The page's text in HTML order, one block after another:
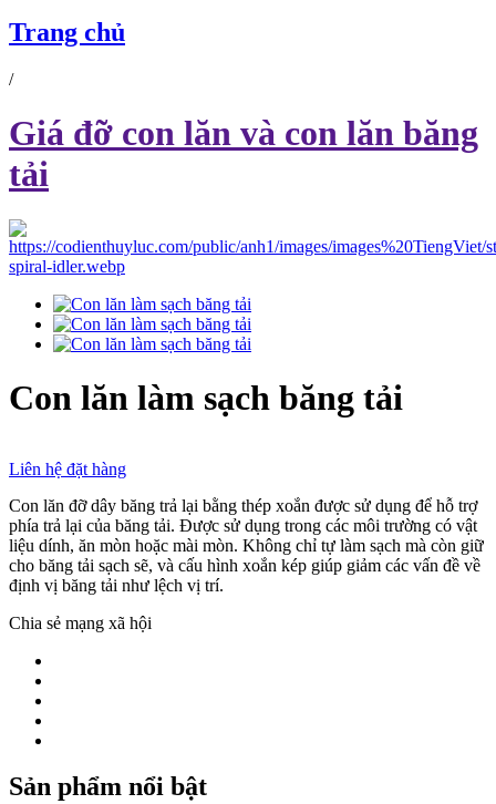
Trang chủ
/
Giá đỡ con lăn và con lăn băng
tải
Con lăn làm sạch băng tải
Liên hệ đặt hàng
Con lăn đỡ dây băng trả lại bằng thép xoắn được sử dụng để hỗ trợ
phía trả lại của băng tải. Được sử dụng trong các môi trường có vật
liệu dính, ăn mòn hoặc mài mòn. Không chỉ tự làm sạch mà còn giữ
cho băng tải sạch sẽ, và cấu hình xoắn kép giúp giảm các vấn đề về
định vị băng tải như lệch vị trí.
Chia sẻ mạng xã hội
Sản phẩm nổi bật